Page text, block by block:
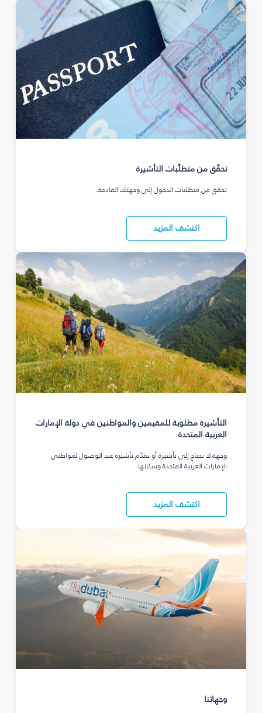
تحقّق من متطلّبات التأشيرة
تحقق من متطلبات الدخول إلى وجهتك القادمة.
اكتشف المزيد
التأشيرة مطلوبة للمقيمين والمواطنين في دولة الإمارات
العربية المتحدة
وجهة لا تحتاج إلى تأشيرة أو تقدّم تأشيرة عند الوصول لمواطني
الإمارات العربية المتحدة وسكانها.
اكتشف المزيد
وجهاتنا